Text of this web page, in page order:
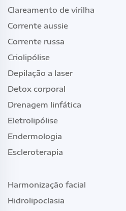
Clareamento de virilha
Corrente aussie
Corrente russa
Criolipólise
Depilação a laser
Detox corporal
Drenagem linfática
Eletrolipólise
Endermologia
Escleroterapia
Harmonização facial
Hidrolipoclasia